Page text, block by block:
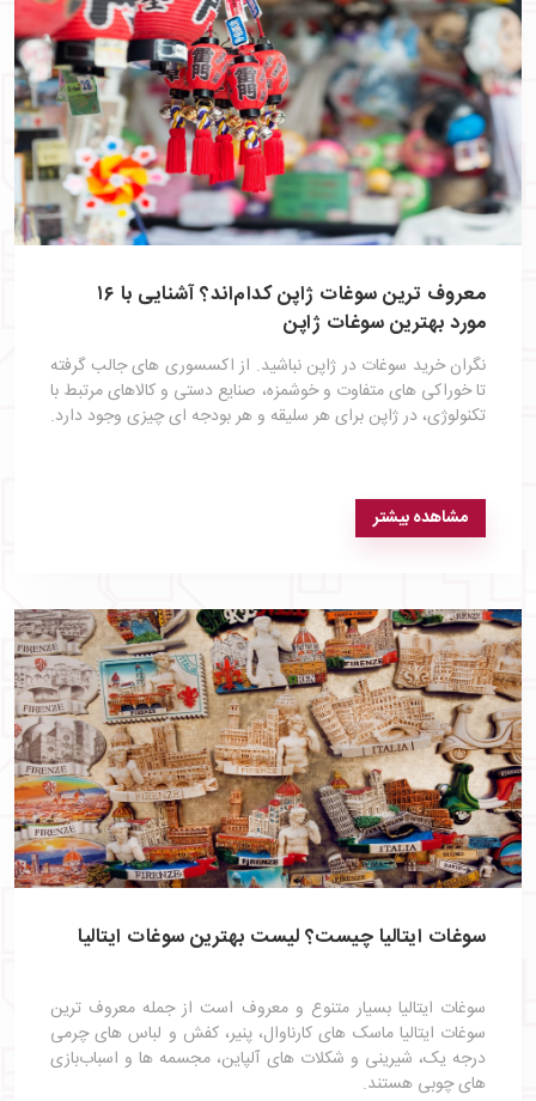
معروف ترین سوغات ژاپن کدام‌اند؟ آشنایی با ۱۶
مورد بهترین سوغات ژاپن
نگران خرید سوغات در ژاپن نباشید. از اکسسوری‌ های جالب گرفته
تا خوراکی‌ های متفاوت و خوشمزه، صنایع‌ دستی و کالاهای مرتبط با
تکنولوژی، در ژاپن برای هر سلیقه و هر بودجه‌ ای چیزی وجود دارد.
مشاهده بیشتر
سوغات ایتالیا چیست؟ لیست بهترین سوغات ایتالیا
سوغات ایتالیا بسیار متنوع و معروف است از جمله معروف ترین
سوغات ایتالیا ماسک‌ های کارناوال، پنیر، کفش و لباس‌ های چرمی
درجه یک، شیرینی و شکلات‌ های آلپاین، مجسمه‌ ها و اسباب‌بازی‌
های چوبی هستند.